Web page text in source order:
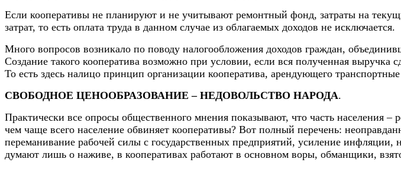
Если кооперативы не планируют и не учитывают ремонтный фонд, затраты на
затрат, то есть оплата труда в данном случае из облагаемых доходов не исключается.
Много вопросов возникало по поводу налогообложения доходов граждан,
Создание такого кооператива возможно при условии, если вся полученная выручка
То есть здесь налицо принцип организации кооператива, арендующего
СВОБОДНОЕ ЦЕНООБРАЗОВАНИЕ – НЕДОВОЛЬСТВО НАРОДА.
Практически все опросы общественного мнения показывают, что часть населения –
чем чаще всего население обвиняет кооперативы? Вот полный перечень:
переманивание рабочей силы с государственных предприятий, усиление
думают лишь о наживе, в кооперативах работают в основном воры, обманщики,